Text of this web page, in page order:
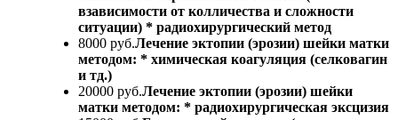
взависимости от колличества и сложности
ситуации) * радиохирургический метод
8000 руб.Лечение эктопии (эрозии) шейки матки
методом: * химическая коагуляция (селковагин
и тд.)
20000 руб.Лечение эктопии (эрозии) шейки
матки методом: * радиохирургическая эксцизия